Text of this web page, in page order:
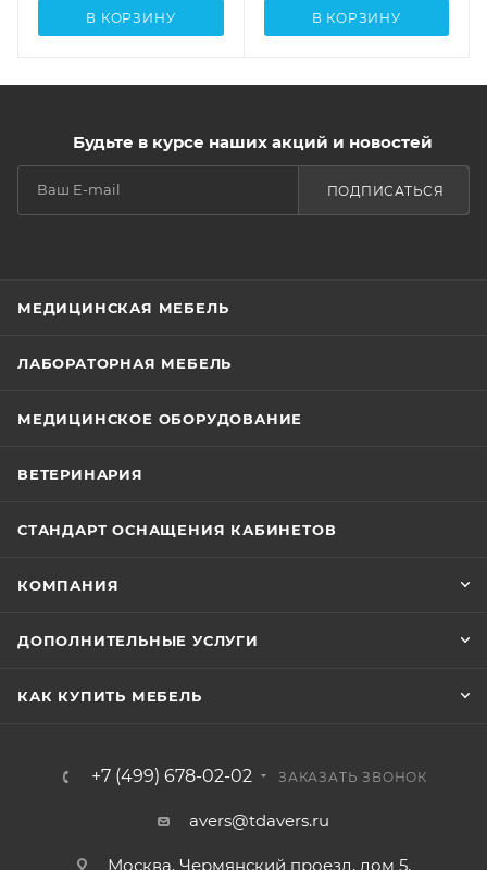
В КОРЗИНУ В КОРЗИНУ
Будьте в курсе наших акций и новостей
ПОДПИСАТЬСЯ
МЕДИЦИНСКАЯ МЕБЕЛЬ
ЛАБОРАТОРНАЯ МЕБЕЛЬ
МЕДИЦИНСКОЕ ОБОРУДОВАНИЕ
ВЕТЕРИНАРИЯ
СТАНДАРТ ОСНАЩЕНИЯ КАБИНЕТОВ
КОМПАНИЯ
ДОПОЛНИТЕЛЬНЫЕ УСЛУГИ
КАК КУПИТЬ МЕБЕЛЬ
+7 (499) 678-02-02 ЗАКАЗАТЬ ЗВОНОК
avers@tdavers.ru
Москва, Чермянский проезд, дом 5,